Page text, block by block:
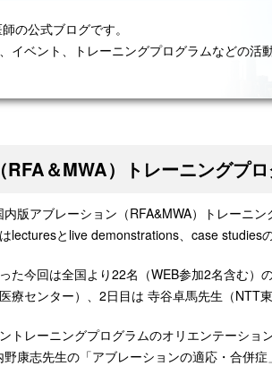
の公式ブログです。
イベント、トレーニングプログラムなどの活
＆MWA）トレーニングプ
版アブレーション（RFA&MWA）トレーニ
lecturesとlive demonstrations、case studies
た今回は全国より22名（WEB参加2名含む）
療センター）、2日目は 寺谷卓馬先生（NTT
トレーニングプログラムのオリエンテーシ
康志先生の「アブレーションの適応・合併